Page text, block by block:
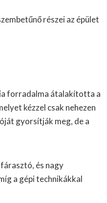
részei az épület
forradalma átalakította a
kézzel csak nehezen
gyorsítják meg, de a
és nagy
a gépi technikákkal